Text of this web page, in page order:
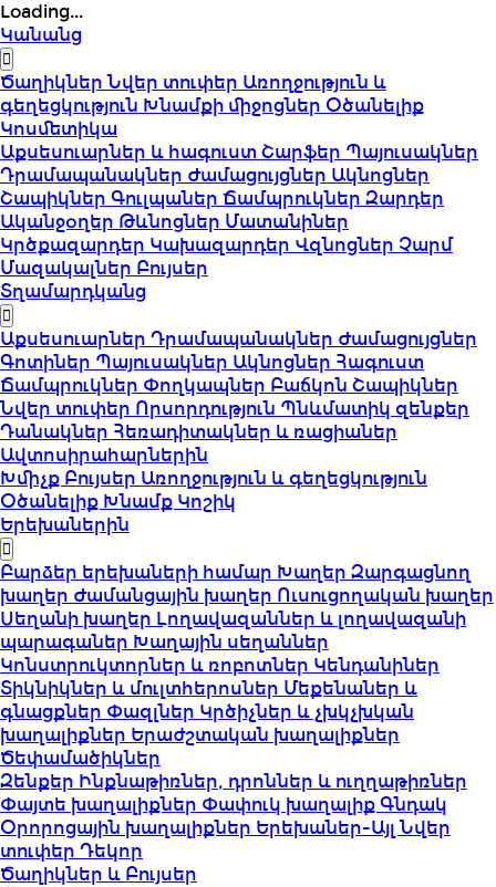
Loading...
Կանանց
ԾաղիկներՆվեր տուփեր Առողջություն և
գեղեցկություն Խնամքի միջոցներ Օծանելիք
Կոսմետիկա
Աքսեսուարներ և հագուստ Շարֆեր Պայուսակներ
Դրամապանակներ Ժամացույցներ Ակնոցներ
Շապիկներ Գուլպաներ Ճամպրուկներ Զարդեր
Ականջօղեր Թևնոցներ Մատանիներ
Կրծքազարդեր Կախազարդեր Վզնոցներ Չարմ
Մազակալներ Բույսեր
Տղամարդկանց
Աքսեսուարներ Դրամապանակներ Ժամացույցներ
Գոտիներ Պայուսակներ Ակնոցներ Հագուստ
Ճամպրուկներ Փողկապներ Բաճկոն Շապիկներ
Նվեր տուփեր Որսորդություն Պնևմատիկ զենքեր
Դանակներ Հեռադիտակներ և ռացիաներ
Ավտոսիրահարներին
Խմիչք Բույսեր Առողջություն և գեղեցկություն
Օծանելիք Խնամք Կոշիկ
Երեխաներին
Բարձեր երեխաների համար Խաղեր Զարգացնող
խաղեր Ժամանցային խաղեր Ուսուցողական խաղեր
Սեղանի խաղեր Լողավազաններ և լողավազանի
պարագաներ Խաղային սեղաններ
Կոնստրուկտորներ և ռոբոտներ Կենդանիներ
Տիկնիկներ և մուլտհերոսներ Մեքենաներ և
գնացքներ Փազլներ Կրծիչներ և չխկչխկան
խաղալիքներ Երաժշտական խաղալիքներ
Ծեփամածիկներ
Զենքեր Ինքնաթիռներ, դրոններ և ուղղաթիռներ
Փայտե խաղալիքներ Փափուկ խաղալիքԳնդակ
Օրորոցային խաղալիքներ Երեխաներ-ԱյլՆվեր
տուփեր Դեկոր
Ծաղիկներ և Բույսեր